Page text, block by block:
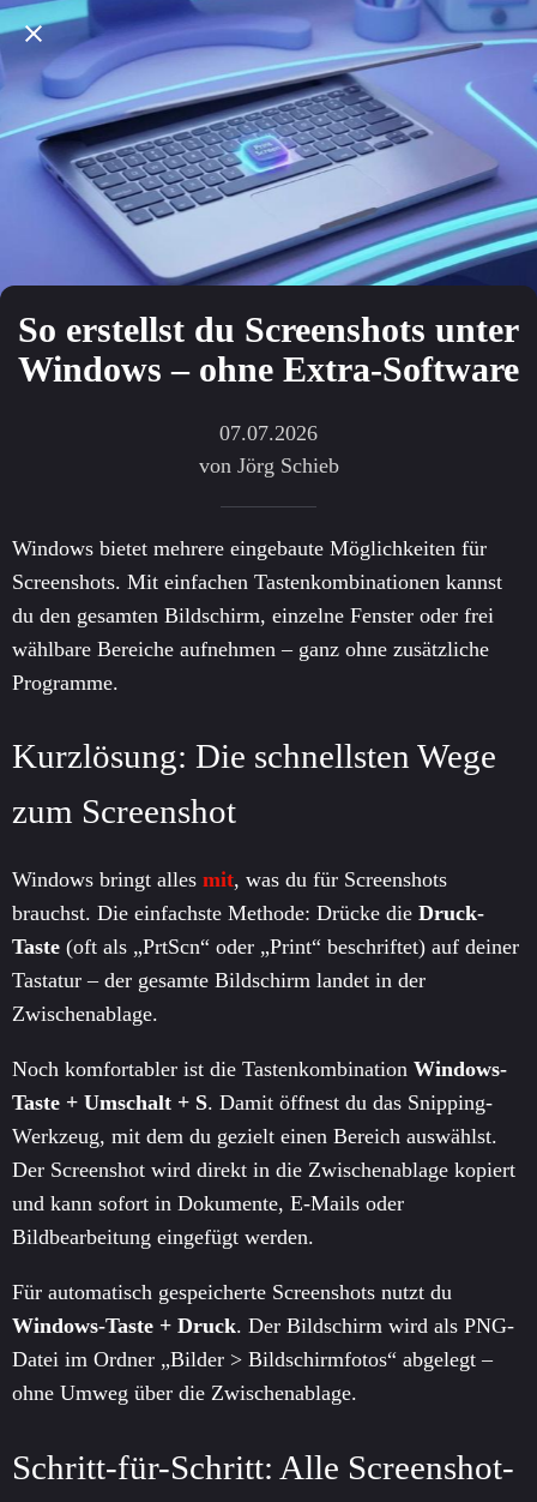
So erstellst du Screenshots unter
Windows – ohne Extra-Software
07.07.2026
von Jörg Schieb
Windows bietet mehrere eingebaute Möglichkeiten für
Screenshots. Mit einfachen Tastenkombinationen kannst
du den gesamten Bildschirm, einzelne Fenster oder frei
wählbare Bereiche aufnehmen – ganz ohne zusätzliche
Programme.
Kurzlösung: Die schnellsten Wege
zum Screenshot
Windows bringt alles mit, was du für Screenshots
brauchst. Die einfachste Methode: Drücke die Druck-
Taste (oft als „PrtScn“ oder „Print“ beschriftet) auf deiner
Tastatur – der gesamte Bildschirm landet in der
Zwischenablage.
Noch komfortabler ist die Tastenkombination Windows-
Taste + Umschalt + S. Damit öffnest du das Snipping-
Werkzeug, mit dem du gezielt einen Bereich auswählst.
Der Screenshot wird direkt in die Zwischenablage kopiert
und kann sofort in Dokumente, E-Mails oder
Bildbearbeitung eingefügt werden.
Für automatisch gespeicherte Screenshots nutzt du
Windows-Taste + Druck. Der Bildschirm wird als PNG-
Datei im Ordner „Bilder > Bildschirmfotos“ abgelegt –
ohne Umweg über die Zwischenablage.
Schritt-für-Schritt: Alle Screenshot-